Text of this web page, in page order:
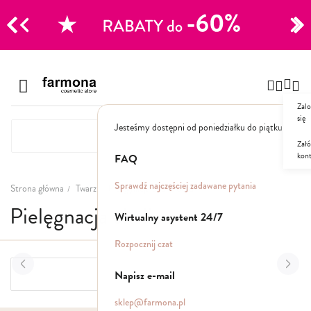
treści
Jesteśmy dostępni od poniedziałku do piątku:
FAQ
Sprawdź najczęściej zadawane pytania
Wirtualny asystent 24/7
Rozpocznij czat
Napisz e-mail
sklep@farmona.pl
się
Szampony
Odżywki, maski, serum
Peelingi do skóry głowy
Kuracje i wcierki
Strona główna Twarz Pielęgnacja okolic oczu
Pielęgnacja okolic oczu
FILTRY